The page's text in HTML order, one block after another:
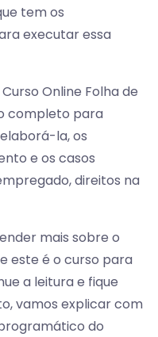
tem os
executar essa
Online Folha de
completo para
la, os
e os casos
direitos na
mais sobre o
este é o curso para
a leitura e fique
vamos explicar com
do